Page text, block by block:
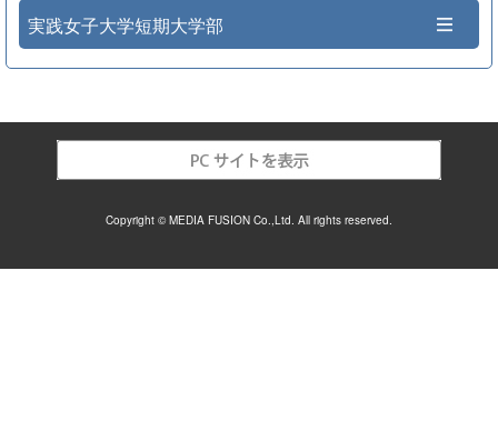
実践女子大学短期大学部
Copyright © MEDIA FUSION Co.,Ltd. All rights reserved.